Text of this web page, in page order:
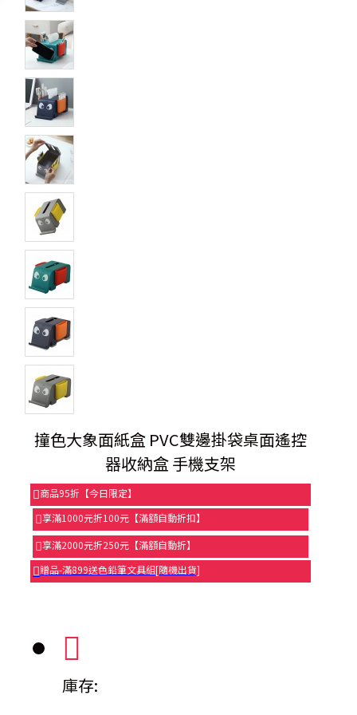
撞色大象面紙盒 PVC雙邊掛袋桌面遙控
器收納盒 手機支架
商品95折【今日限定】
享滿1000元折100元【滿額自動折扣】
享滿2000元折250元【滿額自動折】
贈品-滿899送色鉛筆文具組[隨機出貨]
庫存: